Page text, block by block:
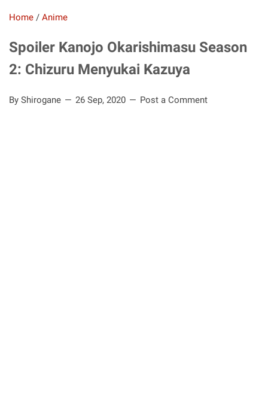
Home / Anime
Spoiler Kanojo Okarishimasu Season
2: Chizuru Menyukai Kazuya
By Shirogane 26 Sep, 2020 Post a Comment